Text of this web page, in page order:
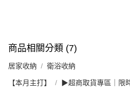
商品相關分類 (7)
居家收納 衛浴收納
【本月主打】 ▶超商取貨專區｜限